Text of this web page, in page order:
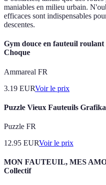
maniables en milieu urbain.
efficaces sont indispensables
descentes.
Gym douce en fauteuil
Choque
Ammareal FR
3.19 EURVoir le prix
Puzzle Vieux Fauteuils Grafika
Puzzle FR
12.95 EURVoir le prix
MON FAUTEUIL, MES
Collectif